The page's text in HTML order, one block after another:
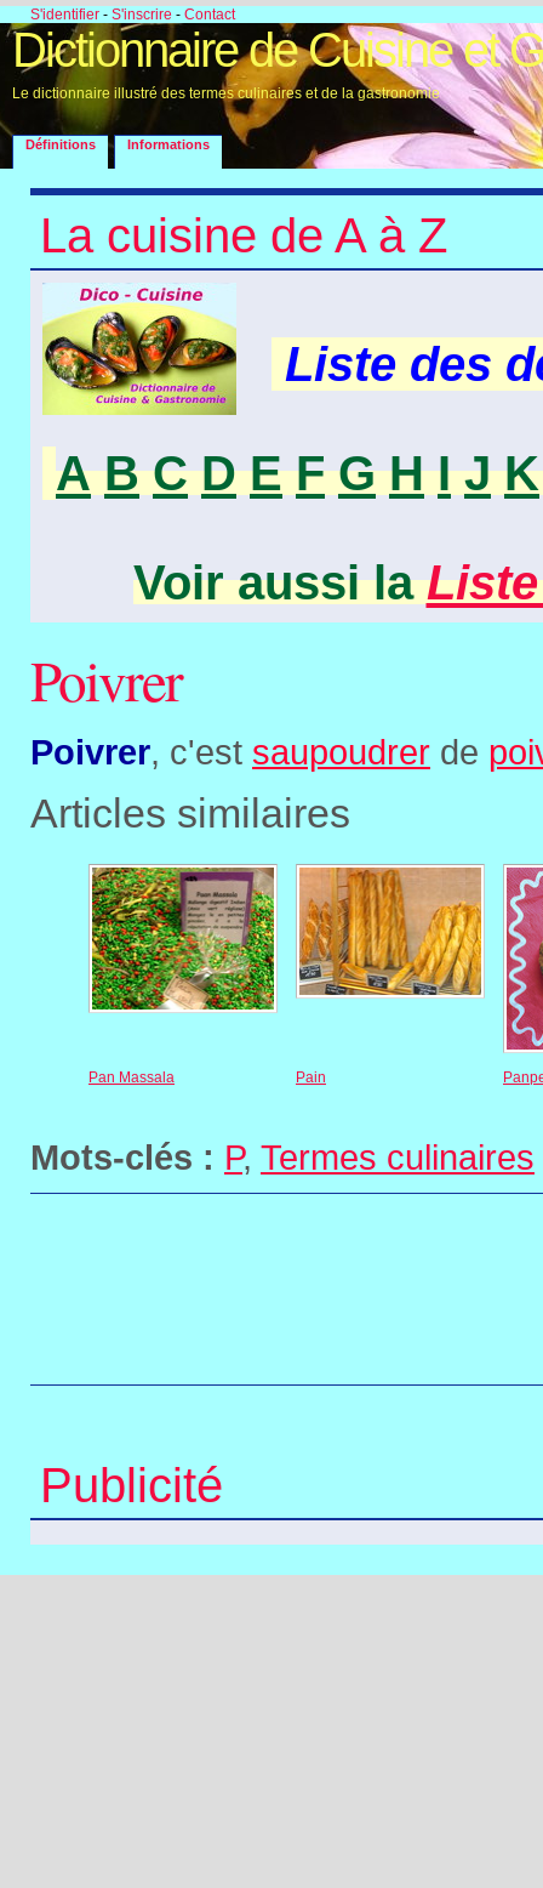
S'identifier - S'inscrire - Contact
Dictionnaire de Cuisine et
Le dictionnaire illustré des termes culinaires et de la gastronomie
Définitions Informations
La cuisine de A à Z
Liste des
A B C D E F G H I J K
Voir aussi la
Poivrer
Poivrer, c'est saupoudrer de
Articles similaires
Pan Massala Pain
Mots-clés : P, Termes culinaires
Publicité